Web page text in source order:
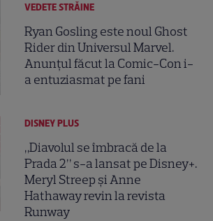
VEDETE STRĂINE
Ryan Gosling este noul Ghost
Rider din Universul Marvel.
Anunțul făcut la Comic-Con i-
a entuziasmat pe fani
DISNEY PLUS
„Diavolul se îmbracă de la
Prada 2” s-a lansat pe Disney+.
Meryl Streep și Anne
Hathaway revin la revista
Runway